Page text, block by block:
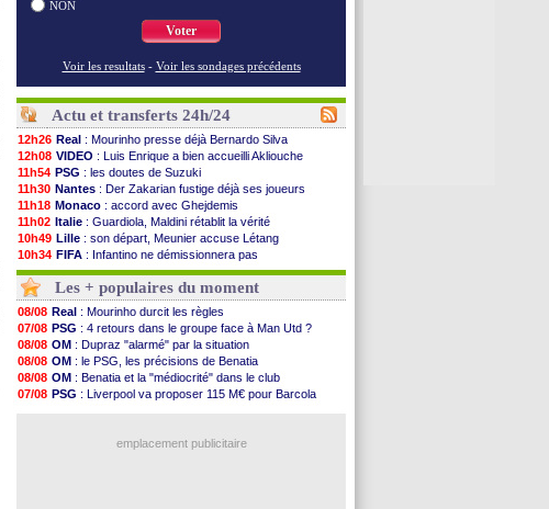
NON
Voter
Voir les resultats - Voir les sondages précédents
Actu et transferts 24h/24
12h26 Real : Mourinho presse déjà Bernardo Silva
12h08 VIDEO : Luis Enrique a bien accueilli Akliouche
11h54 PSG : les doutes de Suzuki
11h30 Nantes : Der Zakarian fustige déjà ses joueurs
11h18 Monaco : accord avec Ghejdemis
11h02 Italie : Guardiola, Maldini rétablit la vérité
10h49 Lille : son départ, Meunier accuse Létang
10h34 FIFA : Infantino ne démissionnera pas
10h16 Barça: Flick esquive pour Ferran Torres
10h00
Liverpool: Araujo, une option d'achat à 55 M€
09h48 Lens: inquiétude pour Édouard
09h25
Man Utd: Vitek vendu à Middlesbrough (off.)
09h10
PSV : Sano recruté pour 14,5 M€ (officiel)
08h52
OM : Coventry pense à Angel Gomes
08/08 PSG : Rafel Pol satisfait des progrès
08/08 Amical: le Barça vainqueur puis battu
08/08 Inter : Calhanoglu prêt à prolonger
: les résultats de la soirée
Les + populaires du moment
08/08 Real : Mourinho durcit les règles
07/08 PSG : 4 retours dans le groupe face à Man Utd ?
08/08 OM : Dupraz "alarmé" par la situation
08/08 OM : le PSG, les précisions de Benatia
08/08 OM : Benatia et la "médiocrité" dans le club
07/08 PSG : Liverpool va proposer 115 M€ pour Barcola
emplacement publicitaire